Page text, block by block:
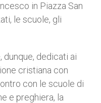
in Piazza San
le scuole, gli
dunque, dedicati ai
cristiana con
con le scuole di
e preghiera, la